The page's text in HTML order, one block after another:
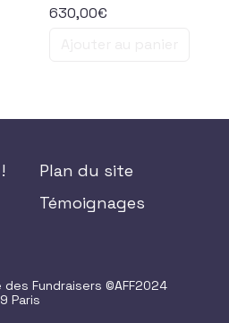
630,00€
Plan du site
Témoignages
Fundraisers ©AFF2024
Paris